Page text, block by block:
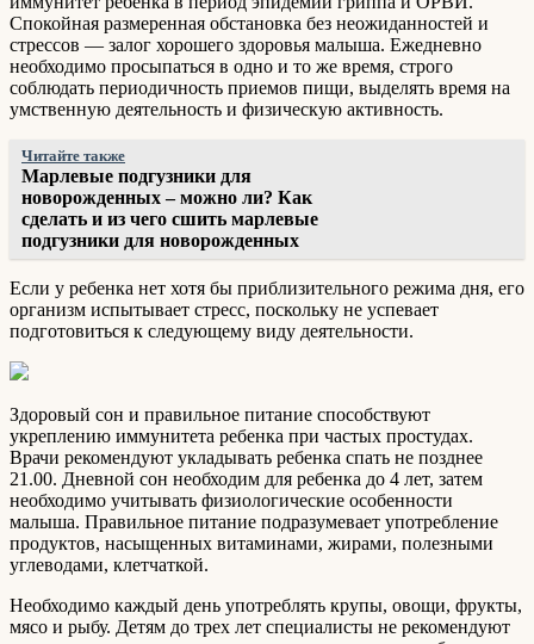
Спокойная размеренная обстановка без неожиданностей и
стрессов — залог хорошего здоровья малыша. Ежедневно
необходимо просыпаться в одно и то же время, строго
соблюдать периодичность приемов пищи, выделять время на
умственную деятельность и физическую активность.
Читайте также
Марлевые подгузники для
новорожденных – можно ли? Как
сделать и из чего сшить марлевые
подгузники для новорожденных
Если у ребенка нет хотя бы приблизительного режима дня, его
организм испытывает стресс, поскольку не успевает
подготовиться к следующему виду деятельности.
Здоровый сон и правильное питание способствуют
укреплению иммунитета ребенка при частых простудах.
Врачи рекомендуют укладывать ребенка спать не позднее
21.00. Дневной сон необходим для ребенка до 4 лет, затем
необходимо учитывать физиологические особенности
малыша. Правильное питание подразумевает употребление
продуктов, насыщенных витаминами, жирами, полезными
углеводами, клетчаткой.
Необходимо каждый день употреблять крупы, овощи, фрукты,
мясо и рыбу. Детям до трех лет специалисты не рекомендуют